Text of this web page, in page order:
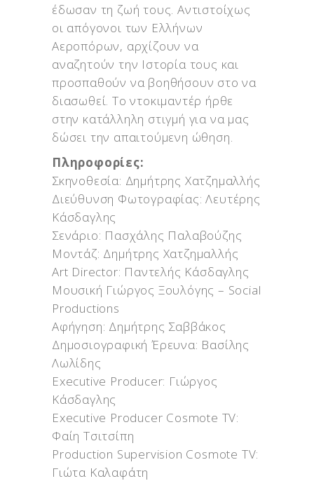
έδωσαν τη ζωή τους. Αντιστοίχως
οι απόγονοι των Ελλήνων
Αεροπόρων, αρχίζουν να
αναζητούν την Ιστορία τους και
προσπαθούν να βοηθήσουν στο να
διασωθεί. Το ντοκιμαντέρ ήρθε
στην κατάλληλη στιγμή για να μας
δώσει την απαιτούμενη ώθηση.
Πληροφορίες:
Σκηνοθεσία: Δημήτρης Χατζημαλλής
Διεύθυνση Φωτογραφίας: Λευτέρης
Κάσδαγλης
Σενάριο: Πασχάλης Παλαβούζης
Μοντάζ: Δημήτρης Χατζημαλλής
Art Director: Παντελής Κάσδαγλης
Μουσική Γιώργος Ξουλόγης – Social
Productions
Αφήγηση: Δημήτρης Σαββάκος
Δημοσιογραφική Έρευνα: Βασίλης
Λωλίδης
Executive Producer: Γιώργος
Κάσδαγλης
Executive Producer Cosmote TV:
Φαίη Τσιτσίπη
Production Supervision Cosmote TV:
Γιώτα Καλαφάτη